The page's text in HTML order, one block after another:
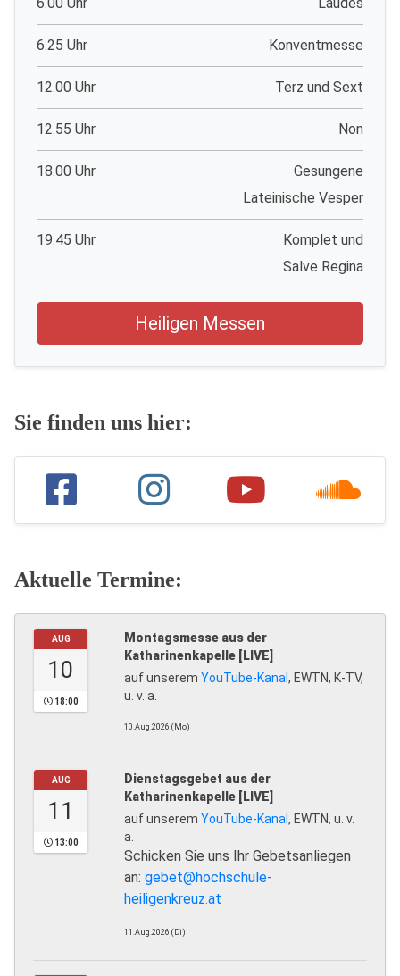
6.00 Uhr Laudes
6.25 Uhr Konventmesse
12.00 Uhr Terz und Sext
12.55 Uhr Non
18.00 Uhr
Gesungene
Lateinische Vesper
19.45 Uhr
Komplet und
Salve Regina
Heiligen Messen
Sie finden uns hier:
Aktuelle Termine:
AUG
10
18:00
Montagsmesse aus der
Katharinenkapelle [LIVE]
auf unserem YouTube-Kanal, EWTN, K-TV,
u. v. a.
10.Aug.2026 (Mo)
AUG
11
13:00
Dienstagsgebet aus der
Katharinenkapelle [LIVE]
auf unserem YouTube-Kanal, EWTN, u. v.
a.
Schicken Sie uns Ihr Gebetsanliegen
an: gebet@hochschule-
heiligenkreuz.at
11.Aug.2026 (Di)